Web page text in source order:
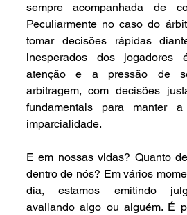
sempre acompanhada de
Peculiarmente no caso do
tomar decisões rápidas
inesperados dos jogadores
atenção e a pressão de
arbitragem, com decisões
fundamentais para manter
imparcialidade.
E em nossas vidas? Quanto
dentro de nós? Em vários
dia, estamos emitindo
avaliando algo ou alguém. É